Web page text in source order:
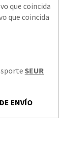
que coincida
que coincida
SEUR
ENVÍO